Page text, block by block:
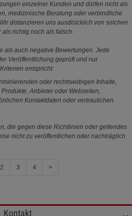
einzelner Kunden und dürfen nicht als
medizinische Beratung oder verbindliche
distanzieren uns ausdrücklich von solchen
richtig noch als falsch.
als auch negative Bewertungen. Jede
Veröffentlichung geprüft und nur
entspricht:
oder rechtswidrigen Inhalte,
Anbieter oder Webseiten,
Kontaktdaten oder vertraulichen
die gegen diese Richtlinien oder geltendes
nicht zu veröffentlichen oder nachträglich
2 3 4 >
Kontakt